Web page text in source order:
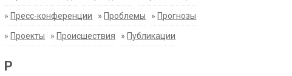
» Пресс-конференции » Проблемы » Прогнозы
» Проекты » Происшествия » Публикации
Р